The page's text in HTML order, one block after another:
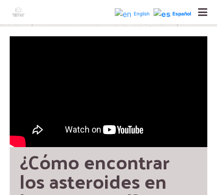
astrologiaholisticabcn
¿Cómo encontrar
los asteroides en
English Español